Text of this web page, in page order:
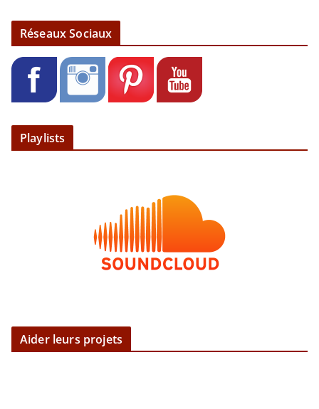
Réseaux Sociaux
Playlists
Aider leurs projets